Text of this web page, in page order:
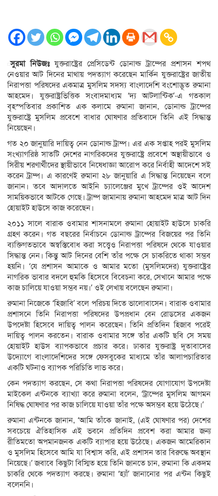
সুরমা নিউজঃযুক্তরাষ্ট্রের প্রেসিডেন্ট ডোনাল্ড ট্রাম্পের প্রশাসন শপথ
নেওয়ার আট দিনের মাথায় পদত্যাগ করেছেন মার্কিন যুক্তরাষ্ট্রের জাতীয়
নিরাপত্তা পরিষদের একমাত্র মুসলিম সদস্য বাংলাদেশি বংশোদ্ভূত রুমানা
আহমেদ। যুক্তরাষ্ট্রভিত্তিক সংবাদমাধ্যম ‘দ্য আটলান্টিক’-এ গতকাল
বৃহস্পতিবার প্রকাশিত এক কলামে রুমানা জানান, ডোনাল্ড ট্রাম্পের
যুক্তরাষ্ট্রে মুসলিম প্রবেশে বাধার ঘোষণার প্রতিবাদে তিনি এই সিদ্ধান্ত
নিয়েছেন।
গত ২০ জানুয়ারি দায়িত্ব নেন ডোনাল্ড ট্রাম্প। এর এক সপ্তাহ পরই মুসলিম
সংখ্যাগরিষ্ঠ সাতটি দেশের নাগরিকদের যুক্তরাষ্ট্রে প্রবেশে অস্থায়ীভাবে ও
সিরীয় শরণার্থীদের স্থায়ীভাবে নিষেধাজ্ঞা আরোপ করে নির্বাহী আদেশে সই
করেন ট্রাম্প। এ কারণেই রুমানা ২৮ জানুয়ারি এ সিদ্ধান্ত নিয়েছেন বলে
জানান। তবে আদালতে আইনি চ্যালেঞ্জের মুখে ট্রাম্পের ওই আদেশ
সাময়িকভাবে আটকে গেছে। ট্রাম্প জামানায় রুমানা আহমেদ মাত্র আট দিন
হোয়াইট হাউসে কাজ করেছেন।
২০১১ সালে বারাক ওবামার শাসনামলে রুমানা হোয়াইট হাউসে চাকরি
গ্রহণ করেন। গত বছরের নির্বাচনে ডোনাল্ড ট্রাম্পের বিজয়ের পর তিনি
ব্যক্তিগতভাবে অস্বস্তিবোধ করা সত্ত্বেও নিরাপত্তা পরিষদে থেকে যাওয়ার
সিদ্ধান্ত নেন। কিন্তু আট দিনের বেশি তাঁর পক্ষে সে চাকরিতে থাকা সম্ভব
হয়নি। ‘যে প্রশাসন আমাকে ও আমার মতো (মুসলিমদের) যুক্তরাষ্ট্রের
নাগরিক ভাবার বদলে হুমকি হিসেবে বিবেচনা করে, সেখানে আমার পক্ষে
কাজ চালিয়ে যাওয়া সম্ভব নয়।’ ওই লেখায় বলেছেন রুমানা।
রুমানা নিজেকে ‘হিজাবি’ বলে পরিচয় দিতে ভালোবাসেন। বারাক ওবামার
প্রশাসনে তিনি নিরাপত্তা পরিষদের উপপ্রধান বেন রোডসের একজন
উপদেষ্টা হিসেবে দায়িত্ব পালন করেছেন। তিনি প্রতিদিন হিজাব পরেই
দায়িত্ব পালন করতেন। বারাক ওবামার সঙ্গে তাঁর একটি ছবি সে সময়
হোয়াইট হাউস ব্যাপকভাবে প্রচার করে। ঢাকার যুক্তরাষ্ট্র দূতাবাসের
উদ্যোগে বাংলাদেশিদের সঙ্গে ফেসবুকের মাধ্যমে তাঁর আলাপচারিতার
একটি ঘটনাও ব্যাপক পরিচিতি লাভ করে।
কেন পদত্যাগ করছেন, সে কথা নিরাপত্তা পরিষদের যোগাযোগ উপদেষ্টা
মাইকেল এন্টনকে ব্যাখ্যা করে রুমানা বলেন, ‘ট্রাম্পের মুসলিম আগমন
নিষিদ্ধ ঘোষণার পর কাজ চালিয়ে যাওয়া তাঁর পক্ষে অসম্ভব হয়ে উঠেছে।’
রুমানা এন্টনকে জানান, ‘আমি তাঁকে জানাই, (এই ঘোষণার পর) দেশের
সবচেয়ে ঐতিহাসিক এই ভবনে প্রতিদিন প্রবেশ করা আমার জন্য
রীতিমতো অপমানজনক একটি ব্যাপার হয়ে উঠেছে। একজন আমেরিকান
ও মুসলিম হিসেবে আমি যা বিশ্বাস করি, এই প্রশাসন তার বিরুদ্ধে অবস্থান
নিয়েছে।’ জবাবে কিছুটা বিস্মিত হয়ে তিনি জানতে চান, রুমানা কি একদম
চাকরি থেকে পদত্যাগ করছে। রুমানা ‘হ্যাঁ’ জানানোর পর এন্টন কিছুই
বলেননি।